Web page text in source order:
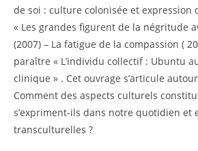
de soi : culture colonisée et expression
« Les grandes figurent de la négritude
(2007) – La fatigue de la compassion (
paraître « L’individu collectif : Ubuntu
clinique » . Cet ouvrage s’articule
Comment des aspects culturels
s’expriment-ils dans notre quotidien et
transculturelles ?